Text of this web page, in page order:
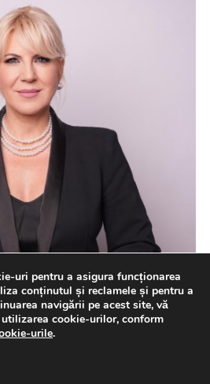
uri pentru a asigura funcționarea
conținutul și reclamele și pentru a
navigării pe acest site, vă
cookie-urilor, conform
urile.